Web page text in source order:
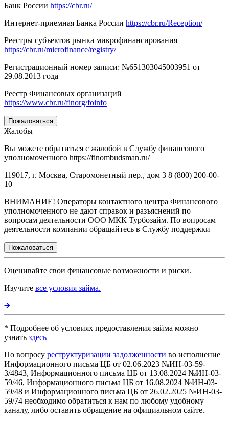
Банк России https://cbr.ru/
Интернет-приемная Банка России https://cbr.ru/Reception/
Реестры субъектов рынка микрофинансирования
https://cbr.ru/microfinance/registry/
Регистрационный номер записи: №651303045003951 от
29.08.2013 года
Реестр Финансовых организаций
https://www.cbr.ru/finorg/foinfo
Пожаловаться
Жалобы
Вы можете обратиться с жалобой в Службу финансового
уполномоченного https://finombudsman.ru/
119017, г. Москва, Старомонетный пер., дом 3 8 (800) 200-00-
10
ВНИМАНИЕ! Операторы контактного центра Финансового
уполномоченного не дают справок и разъяснений по
вопросам деятельности ООО МКК Турбозайм. По вопросам
деятельности компании обращайтесь в Службу поддержки
Пожаловаться
Оценивайте свои финансовые возможности и риски.
Изучите все условия займа.
* Подробнее об условиях предоставления займа можно
узнать здесь
По вопросу реструктуризации задолженности во исполнение
Информационного письма ЦБ от 02.06.2023 №ИН-03-59-
3/4843, Информационного письма ЦБ от 13.08.2024 №ИН-03-
59/46, Информационного письма ЦБ от 16.08.2024 №ИН-03-
59/48 и Информационного письма ЦБ от 26.02.2025 №ИН-03-
59/74 необходимо обратиться к нам по любому удобному
каналу, либо оставить обращение на официальном сайте.